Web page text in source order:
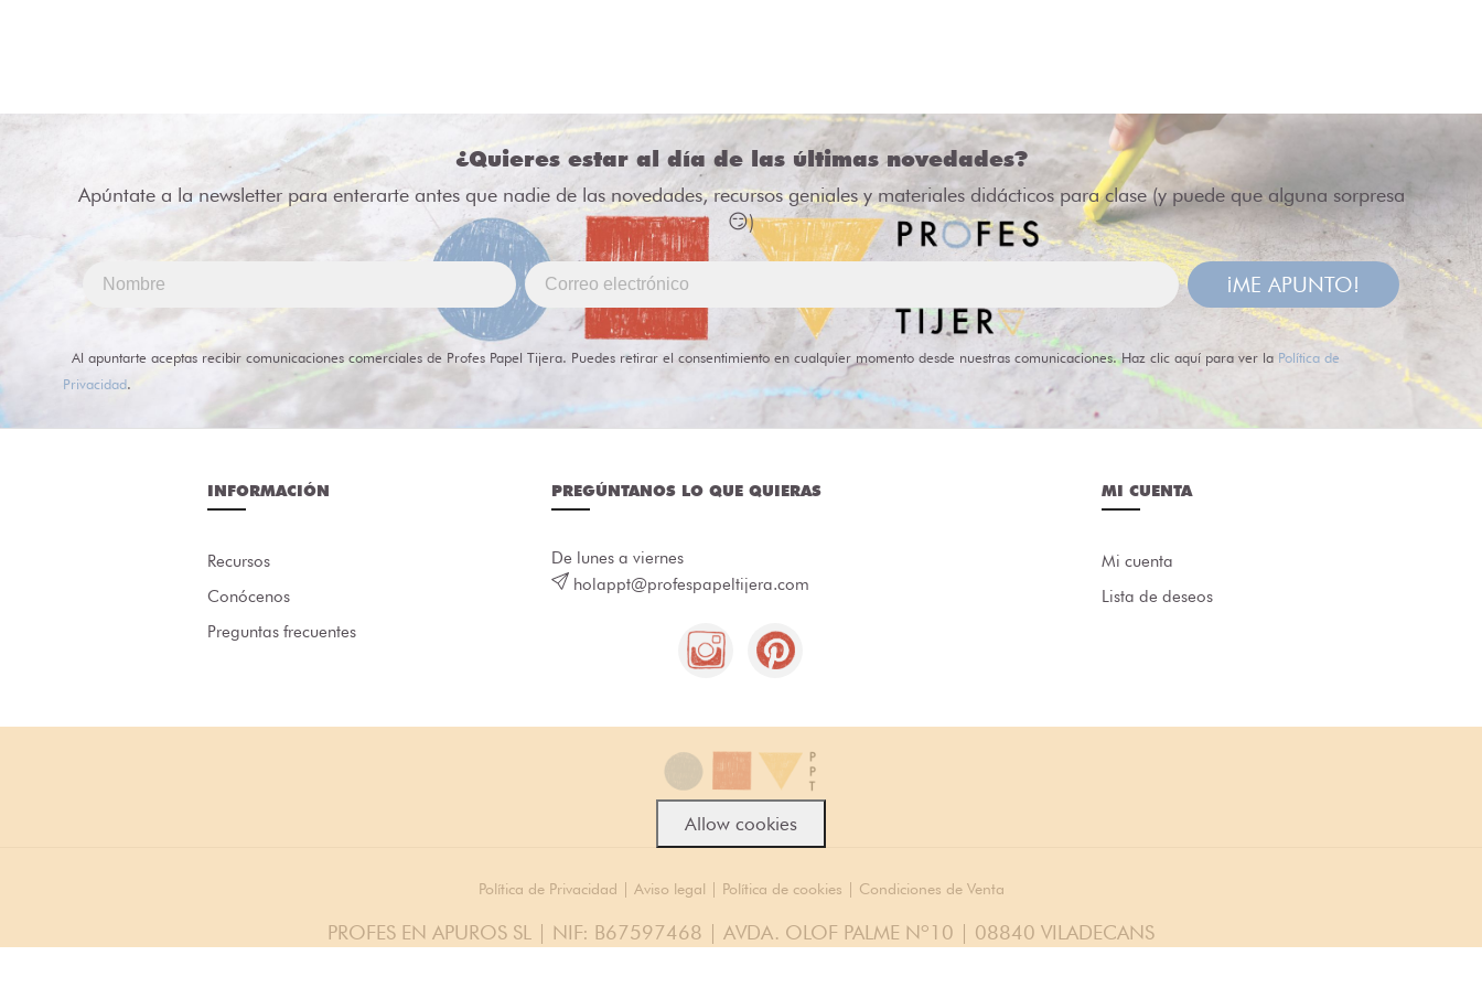
¿Quieres estar al día de las últimas novedades?
Apúntate a la newsletter para enterarte antes que nadie de las novedades, recursos geniales y materiales didácticos para clase (y puede que alguna sorpresa
😏)
¡ME APUNTO!
Al apuntarte aceptas recibir comunicaciones comerciales de Profes Papel Tijera. Puedes retirar el consentimiento en cualquier momento desde nuestras comunicaciones. Haz clic aquí para ver la Política de
Privacidad.
INFORMACIÓN
Recursos
Conócenos
Preguntas frecuentes
PREGÚNTANOS LO QUE QUIERAS
De lunes a viernes
holappt@profespapeltijera.com
MI CUENTA
Mi cuenta
Lista de deseos
Política de Privacidad | Aviso legal | Política de cookies | Condiciones de Venta
PROFES EN APUROS SL | NIF: B67597468 | AVDA. OLOF PALME Nº10 | 08840 VILADECANS
Allow cookies